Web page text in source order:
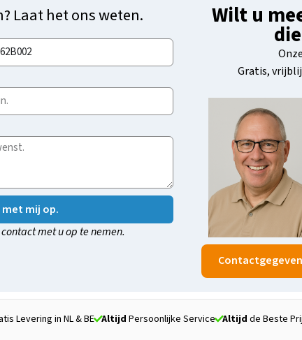
Wilt u
Gratis,
Laat het ons weten.
mij op.
met u op te nemen.
Levering in NL & BE Altijd Persoonlijke Service Altijd de Beste